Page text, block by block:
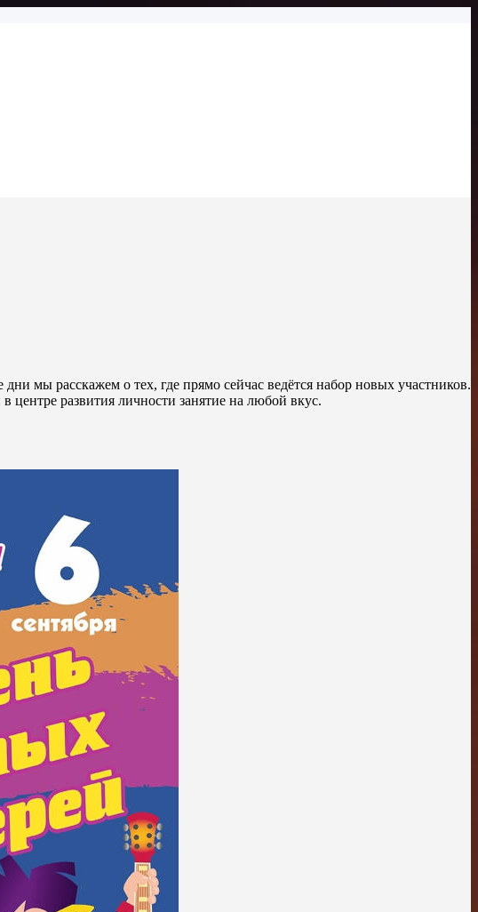
мы расскажем о тех, где прямо сейчас ведётся набор новых участников.
развития личности занятие на любой вкус.